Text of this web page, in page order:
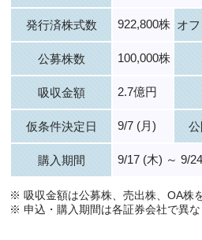
発行済株式数 922,800株 オ
公募株数 100,000株
吸収金額 2.7億円
仮条件決定日 9/7 (月)
購入期間 9/17 (木) ～ 9/
※ 吸収金額は公募株、売出株、OA株
※ 申込・購入期間は各証券会社で異な